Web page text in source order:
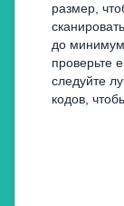
размер,
до
проверьте
следуйте
кодов,